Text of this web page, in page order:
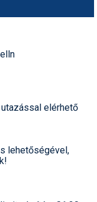
elérhető
lehetőségével,